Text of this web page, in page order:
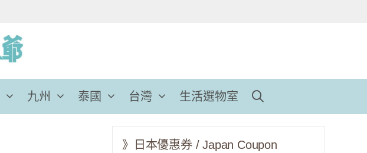
九州 泰國 台灣 生活選物室
》日本優惠券 / Japan Coupon